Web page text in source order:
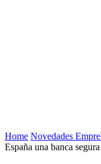
Home Novedades
España una banca